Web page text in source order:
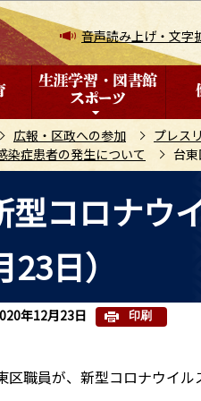
音声読み上げ・文字
広報・区政への参加 プレス
染症患者の発生について
台
型コロナウ
日）
年12月23日 印刷
職員が、新型コロナウイル